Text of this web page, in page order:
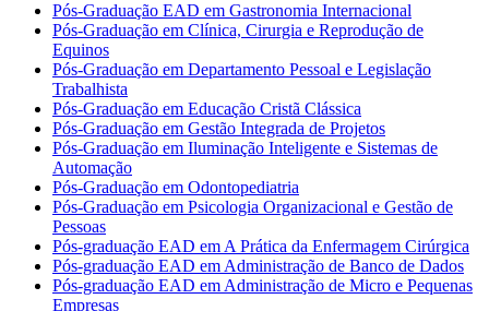
Pós-Graduação EAD em Gastronomia Internacional
Pós-Graduação em Clínica, Cirurgia e Reprodução de
Equinos
Pós-Graduação em Departamento Pessoal e Legislação
Trabalhista
Pós-Graduação em Educação Cristã Clássica
Pós-Graduação em Gestão Integrada de Projetos
Pós-Graduação em Iluminação Inteligente e Sistemas de
Automação
Pós-Graduação em Odontopediatria
Pós-Graduação em Psicologia Organizacional e Gestão de
Pessoas
Pós-graduação EAD em A Prática da Enfermagem Cirúrgica
Pós-graduação EAD em Administração de Banco de Dados
Pós-graduação EAD em Administração de Micro e Pequenas
Empresas